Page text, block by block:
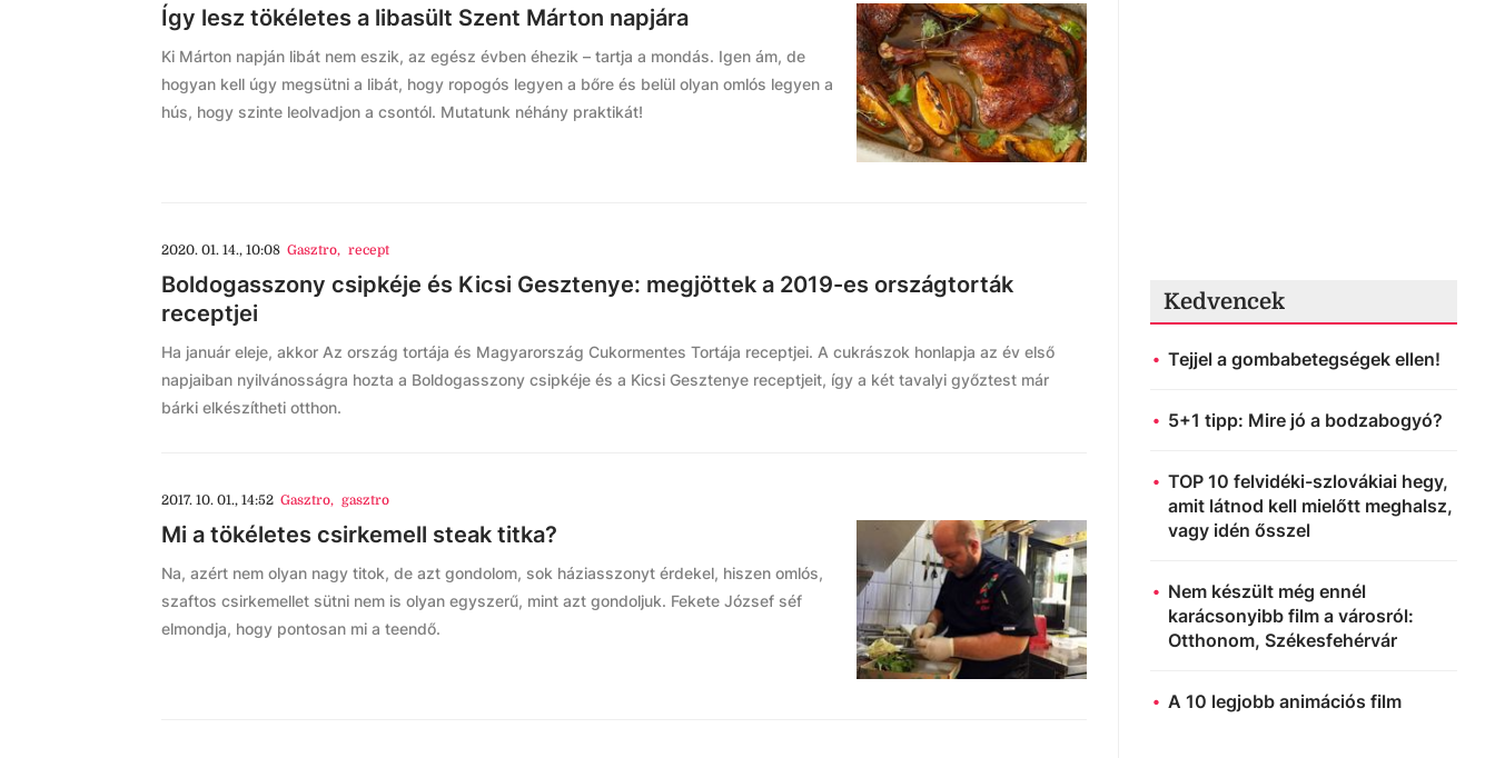
Így lesz tökéletes a libasült Szent Márton napjára
Ki Márton napján libát nem eszik, az egész évben éhezik – tartja a mondás. Igen ám, de
hogyan kell úgy megsütni a libát, hogy ropogós legyen a bőre és belül olyan omlós legyen a
hús, hogy szinte leolvadjon a csontól. Mutatunk néhány praktikát!
2020. 01. 14., 10:08 Gasztro, recept
Boldogasszony csipkéje és Kicsi Gesztenye: megjöttek a 2019-es országtorták
receptjei
Ha január eleje, akkor Az ország tortája és Magyarország Cukormentes Tortája receptjei. A cukrászok honlapja az év első
napjaiban nyilvánosságra hozta a Boldogasszony csipkéje és a Kicsi Gesztenye receptjeit, így a két tavalyi győztest már
bárki elkészítheti otthon.
2017. 10. 01., 14:52 Gasztro, gasztro
Mi a tökéletes csirkemell steak titka?
Na, azért nem olyan nagy titok, de azt gondolom, sok háziasszonyt érdekel, hiszen omlós,
szaftos csirkemellet sütni nem is olyan egyszerű, mint azt gondoljuk. Fekete József séf
elmondja, hogy pontosan mi a teendő.
Kedvencek
Tejjel a gombabetegségek ellen!
5+1 tipp: Mire jó a bodzabogyó?
TOP 10 felvidéki-szlovákiai hegy,
amit látnod kell mielőtt meghalsz,
vagy idén ősszel
Nem készült még ennél
karácsonyibb film a városról:
Otthonom, Székesfehérvár
A 10 legjobb animációs film